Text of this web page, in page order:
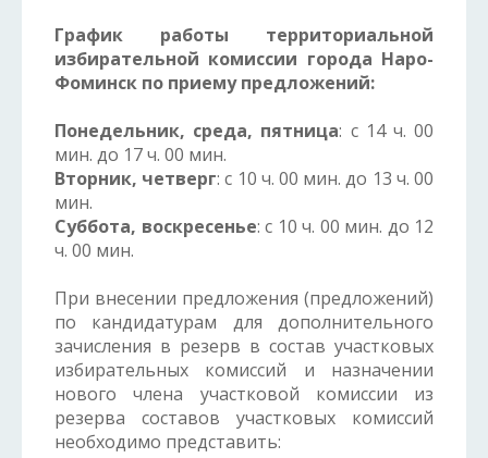
График работы территориальной
избирательной комиссии города Наро-
Фоминск по приему предложений:
Понедельник, среда, пятница: с 14 ч. 00
мин. до 17 ч. 00 мин.
Вторник, четверг: с 10 ч. 00 мин. до 13 ч. 00
мин.
Суббота, воскресенье: с 10 ч. 00 мин. до 12
ч. 00 мин.
При внесении предложения (предложений)
по кандидатурам для дополнительного
зачисления в резерв в состав участковых
избирательных комиссий и назначении
нового члена участковой комиссии из
резерва составов участковых комиссий
необходимо представить: